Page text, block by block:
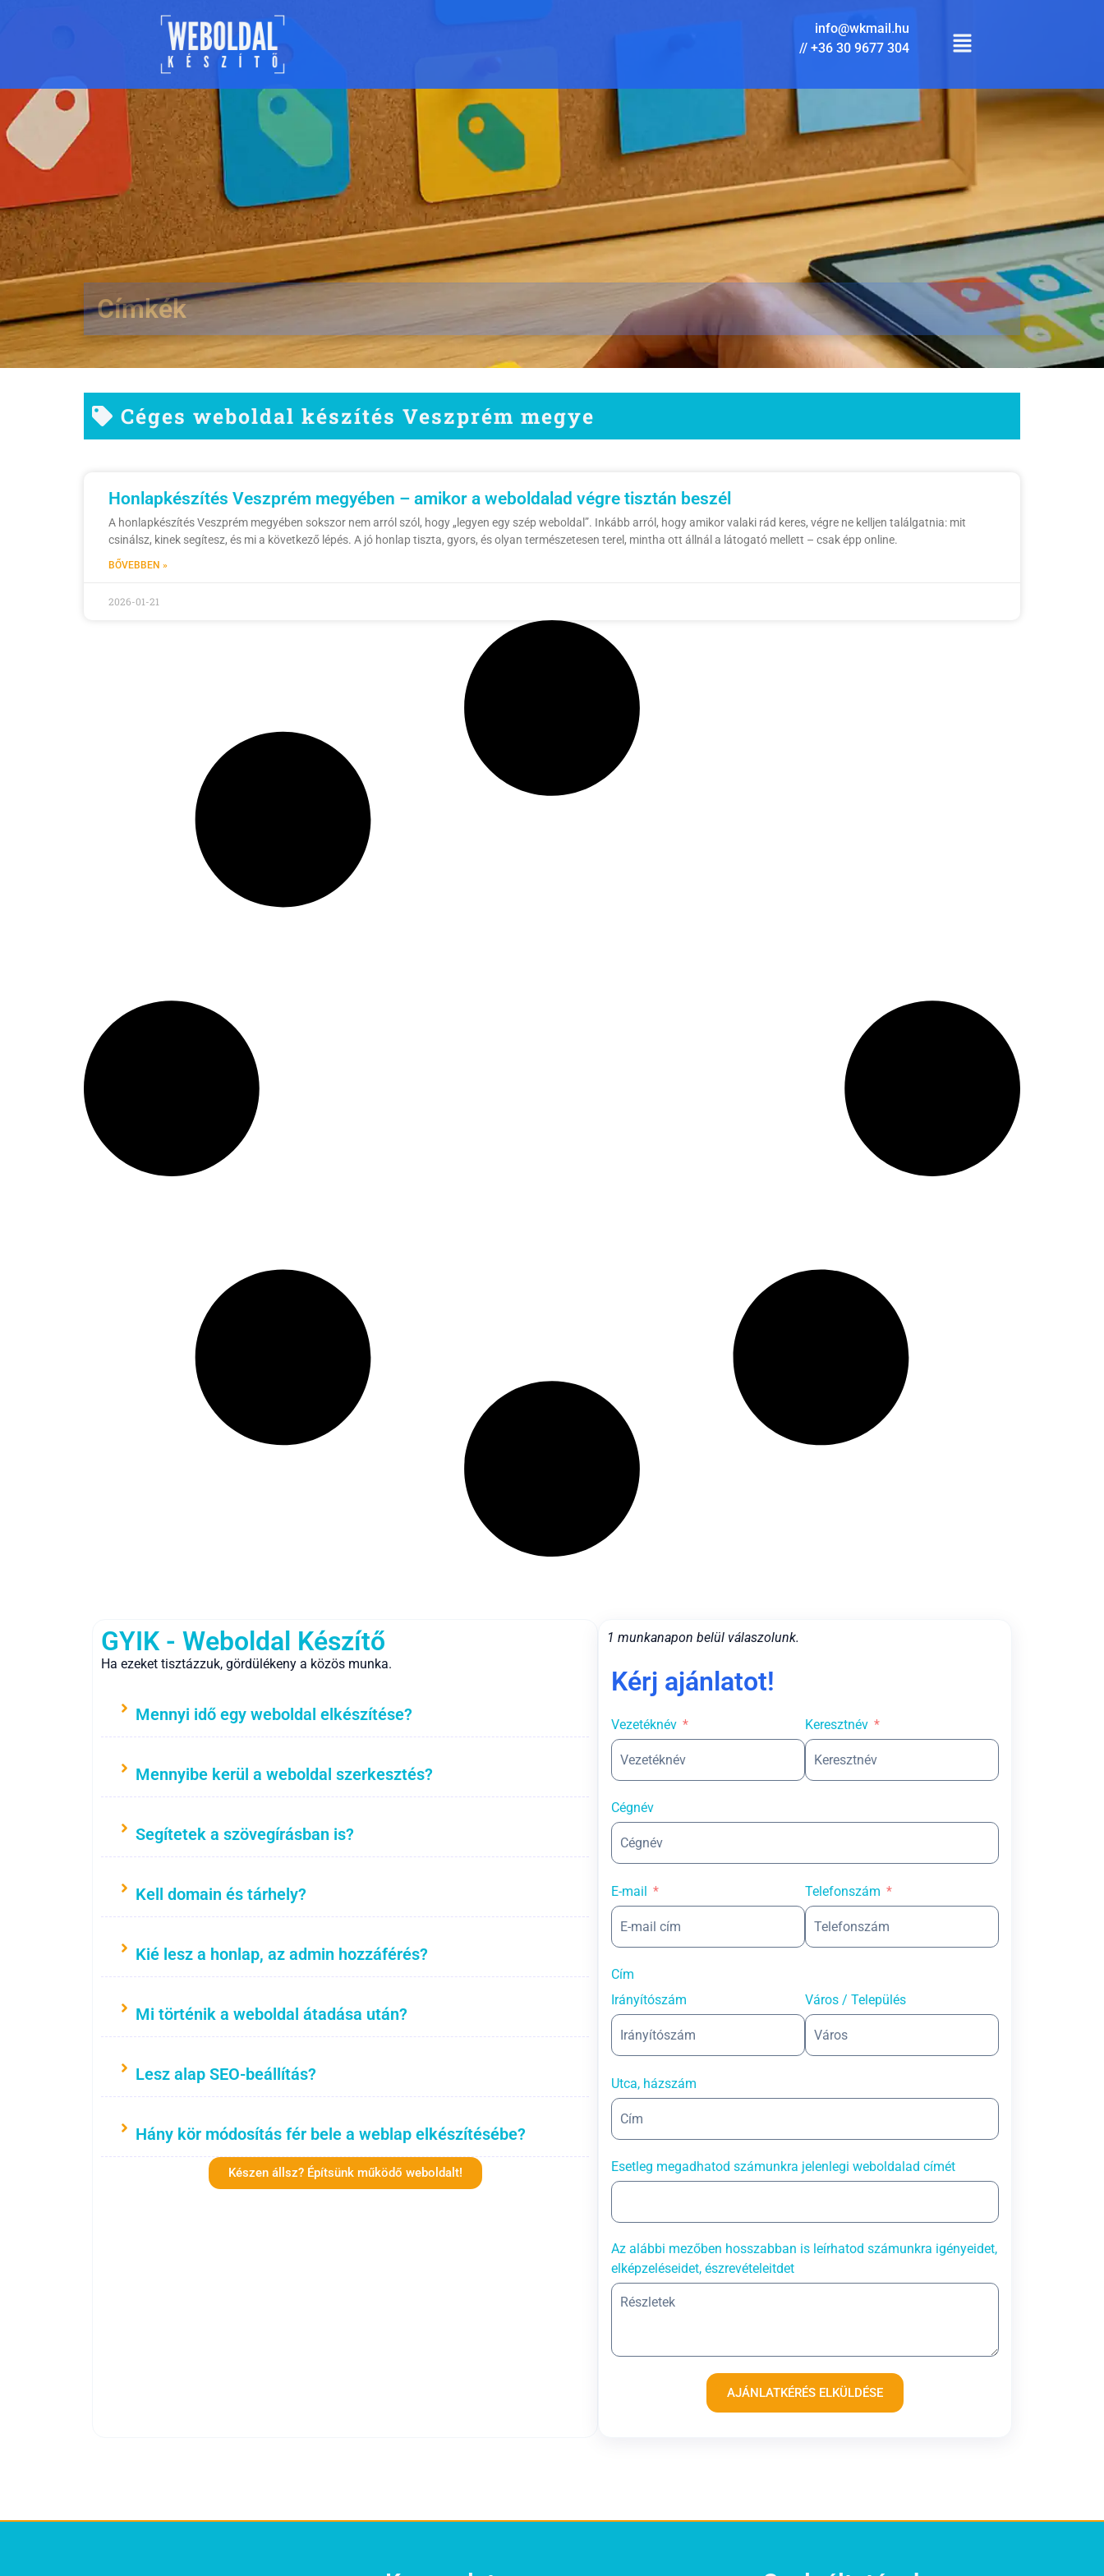
info@wkmail.hu
//+36 30 9677 304
Címkék
Céges weboldal készítés Veszprém megye
Honlapkészítés Veszprém megyében – amikor a weboldalad végre tisztán beszél
A honlapkészítés Veszprém megyében sokszor nem arról szól, hogy „legyen egy szép weboldal”. Inkább arról, hogy amikor valaki rád keres, végre ne kelljen találgatnia: mit
csinálsz, kinek segítesz, és mi a következő lépés. A jó honlap tiszta, gyors, és olyan természetesen terel, mintha ott állnál a látogató mellett – csak épp online.
BŐVEBBEN »
2026-01-21
GYIK - Weboldal Készítő
Ha ezeket tisztázzuk, gördülékeny a közös munka.
Mennyi idő egy weboldal elkészítése?
Mennyibe kerül a weboldal szerkesztés?
Segítetek a szövegírásban is?
Kell domain és tárhely?
Kié lesz a honlap, az admin hozzáférés?
Mi történik a weboldal átadása után?
Lesz alap SEO-beállítás?
Hány kör módosítás fér bele a weblap elkészítésébe?
Készen állsz? Építsünk működő weboldalt!
1 munkanapon belül válaszolunk.
Kérj ajánlatot!
Vezetéknév Keresztnév
Cégnév
E-mail Telefonszám
Cím
Irányítószám
Város / Település
Utca, házszám
Esetleg megadhatod számunkra jelenlegi weboldalad címét
Az alábbi mezőben hosszabban is leírhatod számunkra igényeidet,
elképzeléseidet, észrevételeitdet
AJÁNLATKÉRÉS ELKÜLDÉSE